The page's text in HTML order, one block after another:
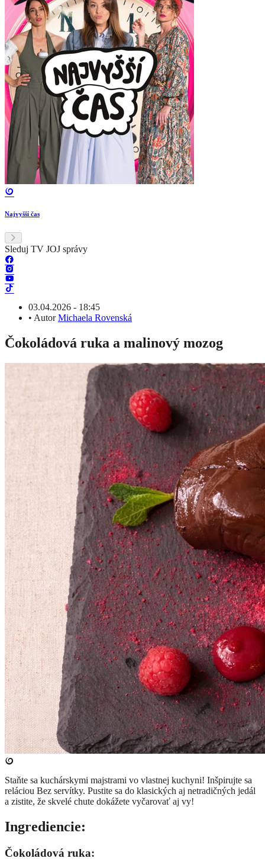
Najvyšší čas
Sleduj TV JOJ správy
03.04.2026 - 18:45
• AutorMichaela Rovenská
Čokoládová ruka a malinový mozog
Staňte sa kuchárskymi majstrami vo vlastnej kuchyni! Inšpirujte sa
reláciou Bez servítky. Pustite sa do klasických aj netradičných jedál
a zistite, že skvelé chute dokážete vyčarovať aj vy!
Ingrediencie:
Čokoládová ruka: